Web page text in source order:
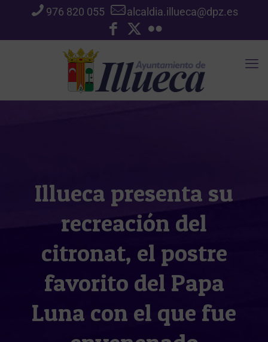
976 820 055 alcaldia.illueca@dpz.es
Illueca presenta su
recreación del
citronat, el postre
favorito del Papa
Luna con el que fue